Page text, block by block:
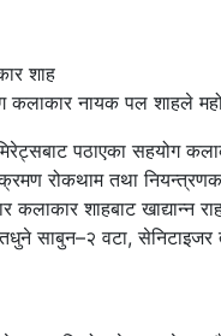
नायक पल शाहले
पठाएका सहयोग
रोकथाम तथा
शाहबाट खाद्यान्न
साबुन–२ वटा, सेनिटाइजर